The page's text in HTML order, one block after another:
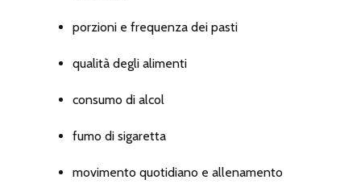
porzioni e frequenza dei pasti
qualità degli alimenti
consumo di alcol
fumo di sigaretta
movimento quotidiano e allenamento